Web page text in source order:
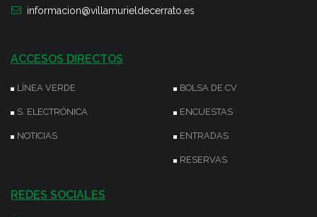
informacion@villamurieldecerrato.es
ACCESOS DIRECTOS
LÍNEA VERDE
S. ELECTRÓNICA
NOTICIAS
BOLSA DE CV
ENCUESTAS
ENTRADAS
RESERVAS
REDES SOCIALES